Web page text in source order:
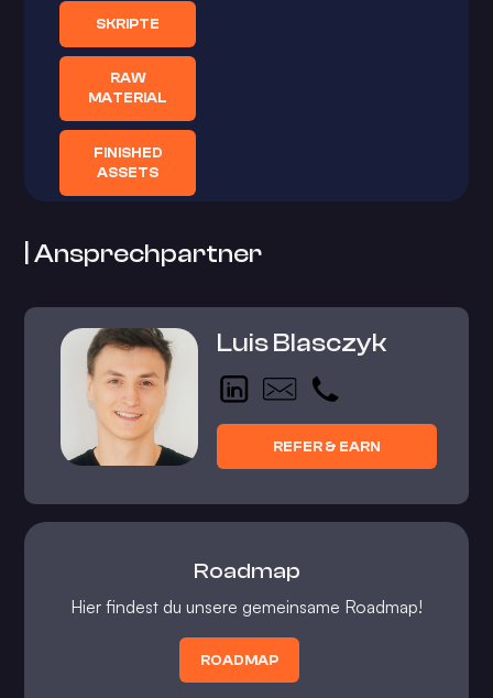
SKRIPTE
RAW
MATERIAL
FINISHED
ASSETS
| Ansprechpartner
Luis Blasczyk
REFER & EARN
Roadmap
Hier findest du unsere gemeinsame Roadmap!
ROADMAP